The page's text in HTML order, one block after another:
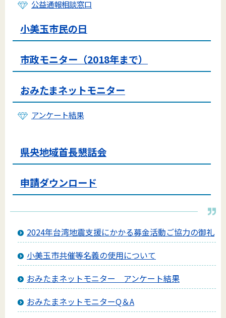
公益通報相談窓口
小美玉市民の日
市政モニター（2018年まで）
おみたまネットモニター
アンケート結果
県央地域首長懇話会
申請ダウンロード
2024年台湾地震支援にかかる募金活動ご協力の御礼
小美玉市共催等名義の使用について
おみたまネットモニター アンケート結果
おみたまネットモニターQ＆A